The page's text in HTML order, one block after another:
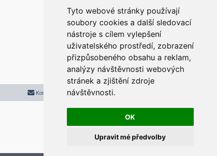
Tyto webové stránky používají
soubory cookies a další sledovací
nástroje s cílem vylepšení
uživatelského prostředí, zobrazení
přizpůsobeného obsahu a reklam,
analýzy návštěvnosti webových
stránek a zjištění zdroje
návštěvnosti.
OK
Upravit mé předvolby
p
e
k
Odpovědět
5 příspěvků • Stránka
Smazat cookies
Kontaktujte mě/nás
2020 © ASTRA - CZ s.r.o.
® Forum Software © phpBB Limited
Optimized by:phpBB SEO